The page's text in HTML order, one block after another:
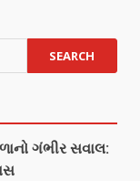
ગંભીર સવાલ: